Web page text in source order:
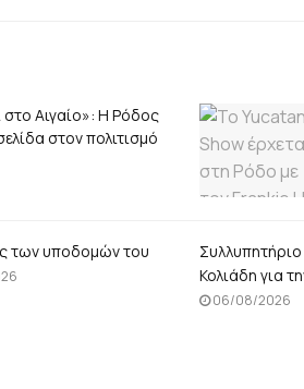
Αιγαίο»: Η Ρόδος
στον πολιτισμό
των υποδομών του
Κολιάδη για
06/08/2026